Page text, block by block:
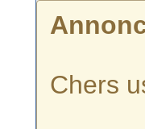
Chers